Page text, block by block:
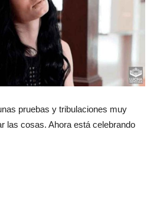
pruebas y tribulaciones muy
las cosas. Ahora está celebrando